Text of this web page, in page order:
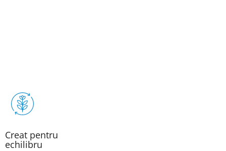
Creat pentru
echilibru